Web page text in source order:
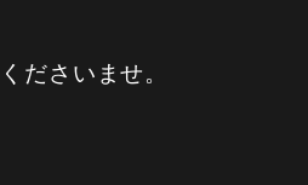
ださいませ。